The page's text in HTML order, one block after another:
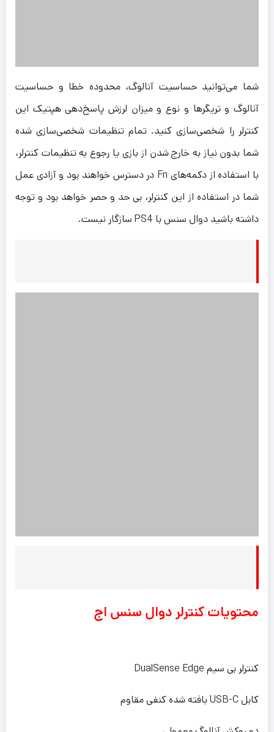
شما می‌توانید حساسیت آنالوگ، محدوده خطا و حساسیت
آنالوگ و تریگرها و نوع و میزان لرزش پاسخ‌دهی هپتیک این
کنترلر را شخصی‌سازی کنید. تمام تنظیمات شخصی‌سازی شده
شما بدون نیاز به خارج شدن از بازی یا رجوع به تنظیمات کنترلر،
با استفاده از دکمه‌های Fn در دسترس خواهند بود و آزادی عمل
شما در استفاده از این کنترلر، بی حد و حصر خواهد بود و توجه
داشته باشید دوال سنس با PS4 سازگار نیست.
محتویات کنترلر دوال سنس اج
کنترلر بی سیم DualSense Edge
کابل USB-C بافته شده کنفی مقاوم